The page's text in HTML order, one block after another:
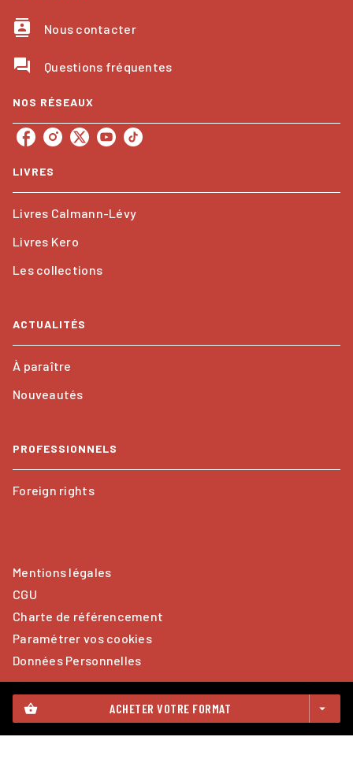
shopping_basket ACHETER VOTRE FORMAT arrow_drop_down
contacts Nous contacter
question_answer Questions fréquentes
NOS RÉSEAUX
LIVRES
Livres Calmann-Lévy
Livres Kero
Les collections
ACTUALITÉS
À paraître
Nouveautés
PROFESSIONNELS
Foreign rights
Mentions légales
CGU
Charte de référencement
Paramétrer vos cookies
Données Personnelles